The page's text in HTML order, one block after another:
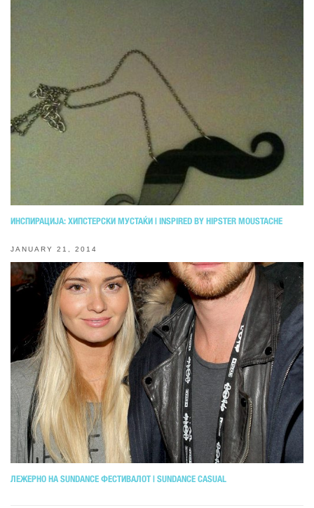
ИНСПИРАЦИЈА: ХИПСТЕРСКИ МУСТАЌИ | INSPIRED BY HIPSTER MOUSTACHE
JANUARY 21, 2014
ЛЕЖЕРНО НА SUNDANCE ФЕСТИВАЛОТ | SUNDANCE CASUAL